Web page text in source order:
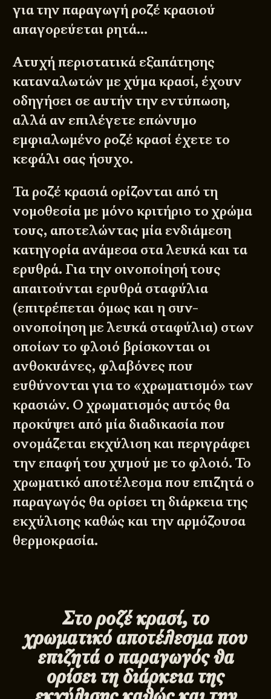
για την παραγωγή ροζέ κρασιού
απαγορεύεται ρητά…
Ατυχή περιστατικά εξαπάτησης
καταναλωτών με χύμα κρασί, έχουν
οδηγήσει σε αυτήν την εντύπωση,
αλλά αν επιλέγετε επώνυμο
εμφιαλωμένο ροζέ κρασί έχετε το
κεφάλι σας ήσυχο.
Τα ροζέ κρασιά ορίζονται από τη
νομοθεσία με μόνο κριτήριο το χρώμα
τους, αποτελώντας μία ενδιάμεση
κατηγορία ανάμεσα στα λευκά και τα
ερυθρά. Για την οινοποίησή τους
απαιτούνται ερυθρά σταφύλια
(επιτρέπεται όμως και η συν-
οινοποίηση με λευκά σταφύλια) στων
οποίων το φλοιό βρίσκονται οι
ανθοκυάνες, φλαβόνες που
ευθύνονται για το «χρωματισμό» των
κρασιών. Ο χρωματισμός αυτός θα
προκύψει από μία διαδικασία που
ονομάζεται εκχύλιση και περιγράφει
την επαφή του χυμού με το φλοιό. Το
χρωματικό αποτέλεσμα που επιζητά ο
παραγωγός θα ορίσει τη διάρκεια της
εκχύλισης καθώς και την αρμόζουσα
θερμοκρασία.
Στο ροζέ κρασί, το
χρωματικό αποτέλεσμα που
επιζητά ο παραγωγός θα
ορίσει τη διάρκεια της